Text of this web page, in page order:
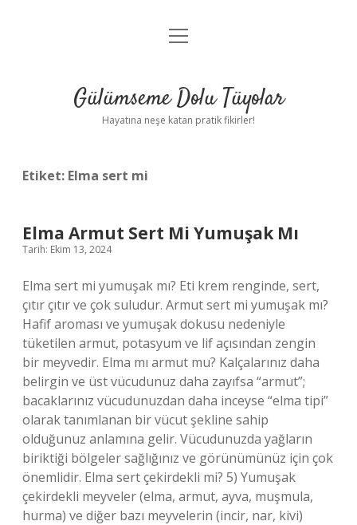
Anasayfa
Yasal Uyarı
menüyü
Gülümseme Dolu Tüyolar
Hayatına neşe katan pratik fikirler!
Etiket: Elma sert mi
Elma Armut Sert Mi Yumuşak Mı
Tarih: Ekim 13, 2024
Elma sert mi yumuşak mı? Eti krem ​​renginde, sert,
çıtır çıtır ve çok suludur. Armut sert mi yumuşak mı?
Hafif aroması ve yumuşak dokusu nedeniyle
tüketilen armut, potasyum ve lif açısından zengin
bir meyvedir. Elma mı armut mu? Kalçalarınız daha
belirgin ve üst vücudunuz daha zayıfsa “armut”;
bacaklarınız vücudunuzdan daha inceyse “elma tipi”
olarak tanımlanan bir vücut şekline sahip
olduğunuz anlamına gelir. Vücudunuzda yağların
biriktiği bölgeler sağlığınız ve görünümünüz için çok
önemlidir. Elma sert çekirdekli mi? 5) Yumuşak
çekirdekli meyveler (elma, armut, ayva, muşmula,
hurma) ve diğer bazı meyvelerin (incir, nar, kivi)